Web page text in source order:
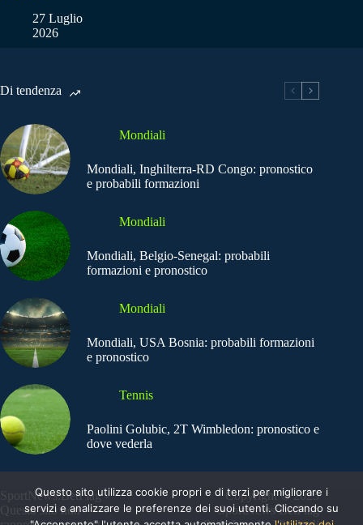
27 Luglio
2026
Di tendenza
Mondiali
Mondiali, Inghilterra-RD Congo: pronostico
e probabili formazioni
Mondiali
Mondiali, Belgio-Senegal: probabili
formazioni e pronostico
Mondiali
Mondiali, USA Bosnia: probabili formazioni
e pronostico
Tennis
Paolini Golubic, 2T Wimbledon: pronostico e
dove vederla
SportNews.BetFlag -
Questo sito non
Copyright © 2025
SportNews BetFlag
Questo sito utilizza cookie propri e di terzi per migliorare i
servizi e analizzare le preferenze dei suoi utenti. Cliccando su